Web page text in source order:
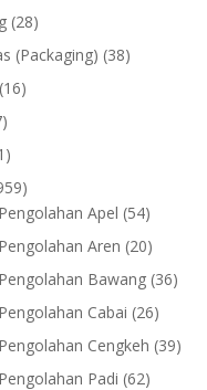
2828
products
(Packaging) 3838
1616
17
products
11
products
959
productsApel 5454
products
Aren 2020
products
Bawang 3636
Cabai 2626
products
Cengkeh 3939
Padi 6262